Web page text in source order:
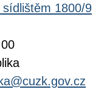
sídlištěm 1800/9